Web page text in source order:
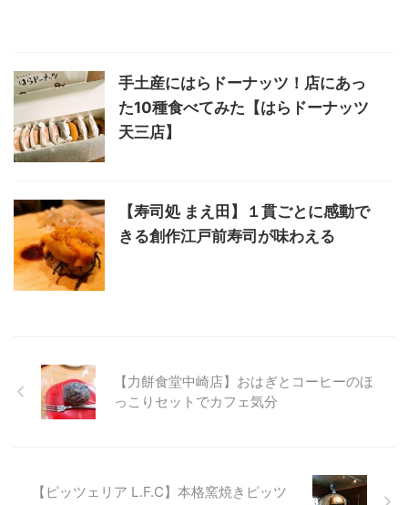
手土産にはらドーナッツ！店にあっ
た10種食べてみた【はらドーナッツ
天三店】
【寿司処 まえ田】１貫ごとに感動で
きる創作江戸前寿司が味わえる
【力餅食堂中崎店】おはぎとコーヒーのほ
っこりセットでカフェ気分
【ピッツェリア L.F.C】本格窯焼きピッツ